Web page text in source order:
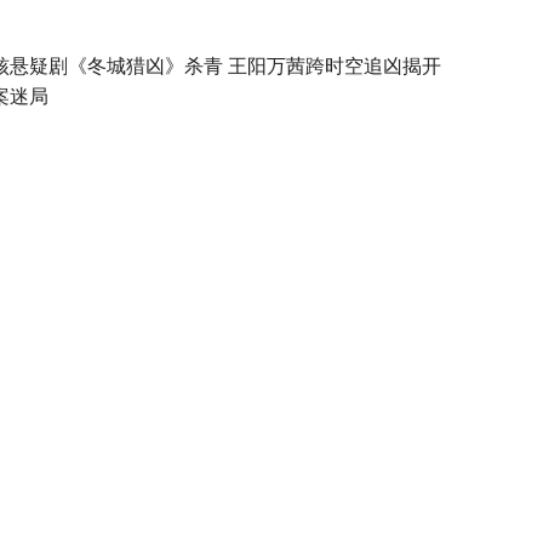
悬疑剧《冬城猎凶》杀青 王阳万茜跨时空追凶揭开
迷局